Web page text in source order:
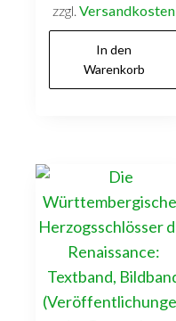
zzgl.Versandkosten
In den
Warenkorb